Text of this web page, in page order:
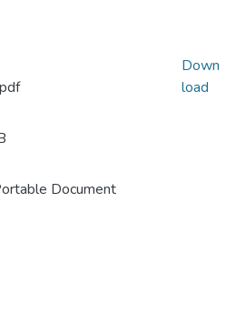
Document
Down
load